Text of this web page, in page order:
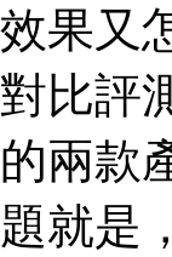
效果又
對比評
的兩款
題就是